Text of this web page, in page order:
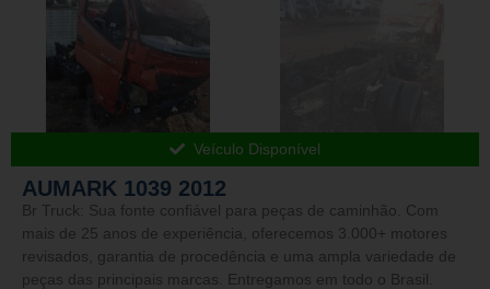
Veículo Disponível
AUMARK 1039 2012
Br Truck: Sua fonte confiável para peças de caminhão. Com
mais de 25 anos de experiência, oferecemos 3.000+ motores
revisados, garantia de procedência e uma ampla variedade de
peças das principais marcas. Entregamos em todo o Brasil.